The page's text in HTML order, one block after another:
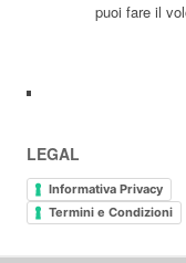
puoi fare il
LEGAL
Informativa Privacy
Termini e Condizioni